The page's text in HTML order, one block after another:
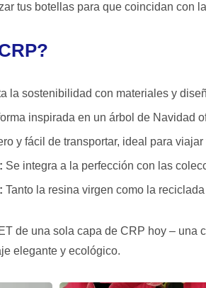
tus botellas para que coincidan con
la sostenibilidad con materiales y
inspirada en un árbol de Navidad
y fácil de transportar, ideal para
Se integra a la perfección con las
Tanto la resina virgen como la
de una sola capa de CRP hoy –
elegante y ecológico.